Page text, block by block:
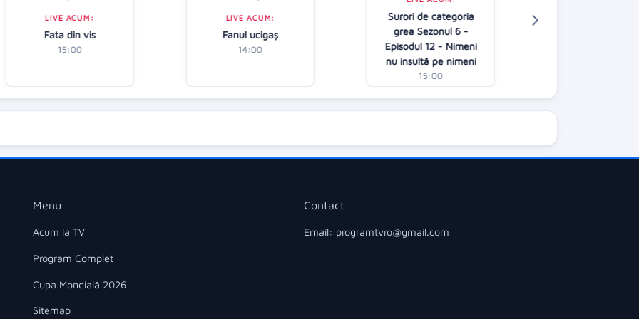
LIVE ACUM:
Fata din vis
15:00
LIVE ACUM:
Fanul ucigaș
14:00
Surori de categoria
grea Sezonul 6 -
Episodul 12 - Nimeni
nu insultă pe nimeni
15:00
Menu
Acum la TV
Program Complet
Cupa Mondială 2026
Sitemap
Contact
Email: programtvro@gmail.com